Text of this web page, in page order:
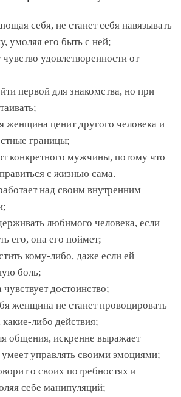
себя, не станет себя навязывать
умоляя его быть с ней;
удовлетворенности от
первой для знакомства, но при
ценит другого человека и
границы;
конкретного мужчины, потому что
с жизнью сама.
над своим внутренним
любимого человека, если
его, она его поймет;
кому-либо, даже если ей
боль;
достоинство;
женщина не станет провоцировать
либо действия;
общения, искренне выражает
управлять своими эмоциями;
о своих потребностях и
себе манипуляций;